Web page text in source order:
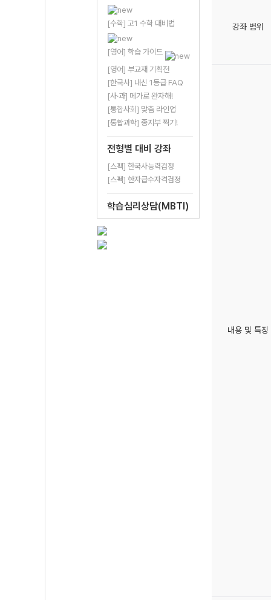
[수학] 고1 수학 대비법
[영어] 학습 가이드
[영어] 부교재 기획전
[한국사] 내신 1등급 FAQ
[사·과] 메가로 완자해!
[통합사회] 맞춤 라인업
[통합과학] 종지부 찍기!
전형별 대비 강좌
[스펙] 한국사능력검정
[스펙] 한자급수자격검정
학습심리상담(MBTI)
강좌 범위
내용 및 특징